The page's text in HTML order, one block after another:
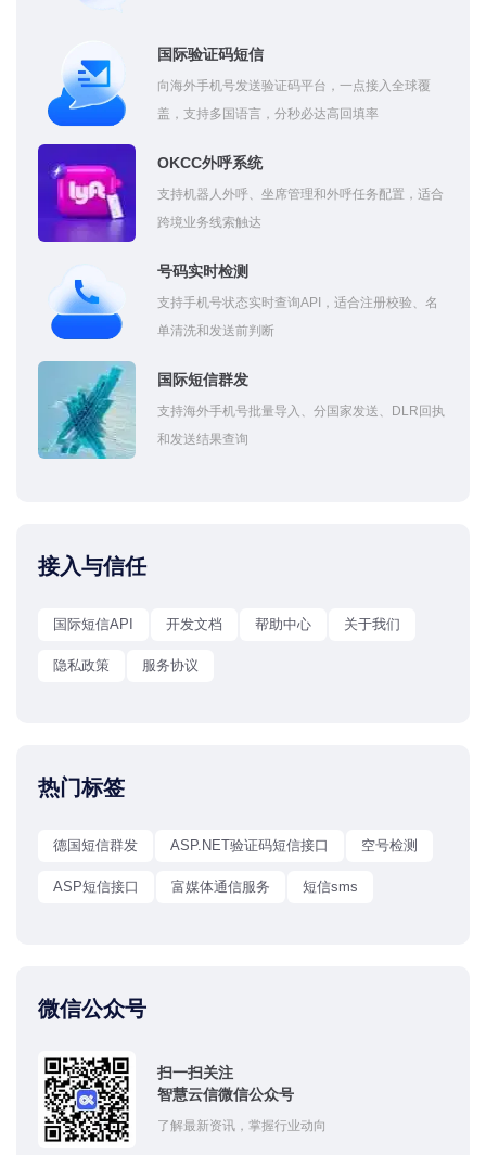
国际验证码短信
向海外手机号发送验证码平台，一点接入全球覆
盖，支持多国语言，分秒必达高回填率
OKCC外呼系统
支持机器人外呼、坐席管理和外呼任务配置，适合
跨境业务线索触达
号码实时检测
支持手机号状态实时查询API，适合注册校验、名
单清洗和发送前判断
国际短信群发
支持海外手机号批量导入、分国家发送、DLR回执
和发送结果查询
接入与信任
国际短信API 开发文档 帮助中心 关于我们
隐私政策 服务协议
热门标签
德国短信群发 ASP.NET验证码短信接口 空号检测
ASP短信接口 富媒体通信服务 短信sms
微信公众号
扫一扫关注
智慧云信微信公众号
了解最新资讯，掌握行业动向